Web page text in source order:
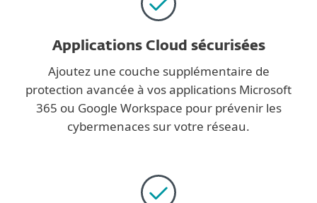
Applications Cloud sécurisées
Ajoutez une couche supplémentaire de
protection avancée à vos applications Microsoft
365 ou Google Workspace pour prévenir les
cybermenaces sur votre réseau.